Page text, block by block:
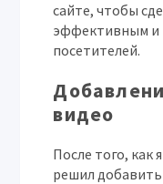
сайте, чтобы
эффективным и
посетителей.
видео
После того, как
решил